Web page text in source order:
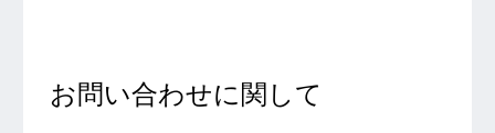
お問い合わせに関して